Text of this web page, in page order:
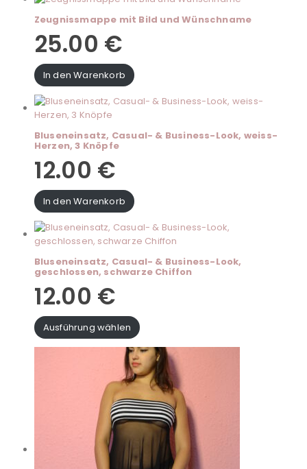
Zeugnissmappe mit Bild und Wünschname
25.00 €
In den Warenkorb
Bluseneinsatz, Casual- & Business-Look, weiss-
Herzen, 3 Knöpfe
12.00 €
In den Warenkorb
Bluseneinsatz, Casual- & Business-Look,
geschlossen, schwarze Chiffon
12.00 €
Ausführung wählen